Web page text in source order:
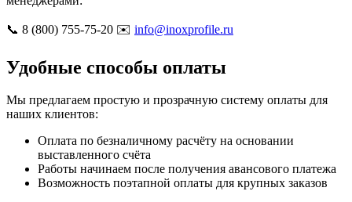
📞 8 (800) 755-75-20 ✉️ info@inoxprofile.ru
Удобные способы оплаты
Мы предлагаем простую и прозрачную систему оплаты для
наших клиентов:
Оплата по безналичному расчёту на основании
выставленного счёта
Работы начинаем после получения авансового платежа
Возможность поэтапной оплаты для крупных заказов